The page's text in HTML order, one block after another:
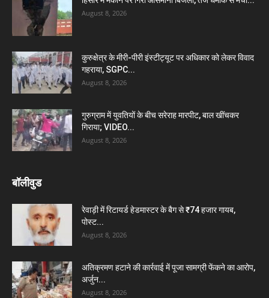
August 8, 2026
कुरुक्षेत्र के मीरी-पीरी इंस्टीट्यूट पर अधिकार को लेकर विवाद
गहराया, SGPC...
August 8, 2026
गुरुग्राम में युवतियों के बीच सरेराह मारपीट, बाल खींचकर
गिराया; VIDEO...
August 8, 2026
बॉलीवुड
रेवाड़ी में रिटायर्ड हेडमास्टर के बैग से ₹74 हजार गायब,
पोस्ट...
August 8, 2026
अतिक्रमण हटाने की कार्रवाई में पूजा सामग्री फेंकने का आरोप,
अर्जुन...
August 8, 2026